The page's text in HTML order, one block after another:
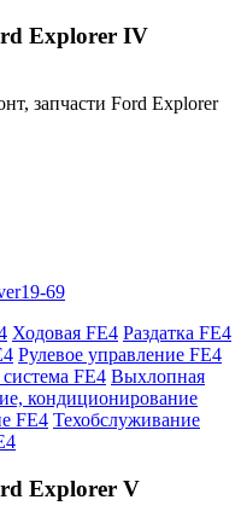
Explorer IV
запчасти Ford Explorer
69
Ходовая FE4 Раздатка FE4
Рулевое управление FE4
FE4 Выхлопная
кондиционирование
FE4 Техобслуживание
Explorer V